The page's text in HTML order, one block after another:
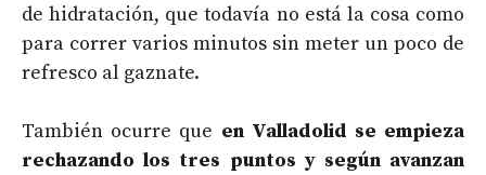
de hidratación, que todavía no está la cosa como
para correr varios minutos sin meter un poco de
refresco al gaznate.
También ocurre que en Valladolid se empieza
rechazando los tres puntos y según avanzan